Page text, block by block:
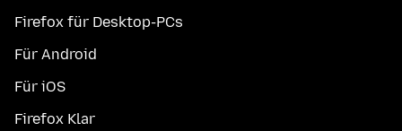
Firefox für Desktop-PCs
Für Android
Für iOS
Firefox Klar